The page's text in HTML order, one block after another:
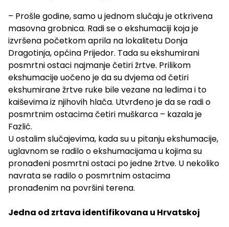
– Prošle godine, samo u jednom slučaju je otkrivena
masovna grobnica. Radi se o ekshumaciji koja je
izvršena početkom aprila na lokalitetu Donja
Dragotinja, općina Prijedor. Tada su ekshumirani
posmrtni ostaci najmanje četiri žrtve. Prilikom
ekshumacije uočeno je da su dvjema od četiri
ekshumirane žrtve ruke bile vezane na leđima i to
kaiševima iz njihovih hlača. Utvrđeno je da se radi o
posmrtnim ostacima četiri muškarca – kazala je
Fazlić.
U ostalim slučajevima, kada su u pitanju ekshumacije,
uglavnom se radilo o ekshumacijama u kojima su
pronađeni posmrtni ostaci po jedne žrtve. U nekoliko
navrata se radilo o posmrtnim ostacima
pronađenim na površini terena.
Jedna od zrtava identifikovana u Hrvatskoj